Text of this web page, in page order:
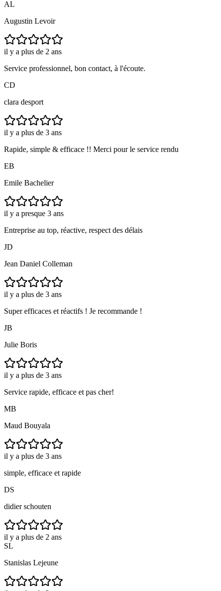
AL
Augustin Levoir
il y a plus de 2 ans
Service professionnel, bon contact, à l'écoute.
CD
clara desport
il y a plus de 3 ans
Rapide, simple & efficace !! Merci pour le service rendu
EB
Emile Bachelier
il y a presque 3 ans
Entreprise au top, réactive, respect des délais
JD
Jean Daniel Colleman
il y a plus de 3 ans
Super efficaces et réactifs ! Je recommande !
JB
Julie Boris
il y a plus de 3 ans
Service rapide, efficace et pas cher!
MB
Maud Bouyala
il y a plus de 3 ans
simple, efficace et rapide
DS
didier schouten
il y a plus de 2 ans
SL
Stanislas Lejeune